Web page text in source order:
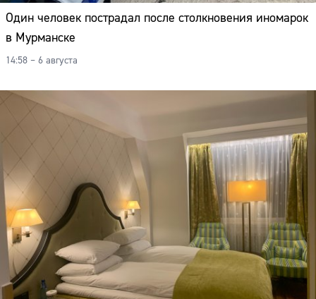
Один человек пострадал после столкновения иномарок
в Мурманске
14:58 – 6 августа